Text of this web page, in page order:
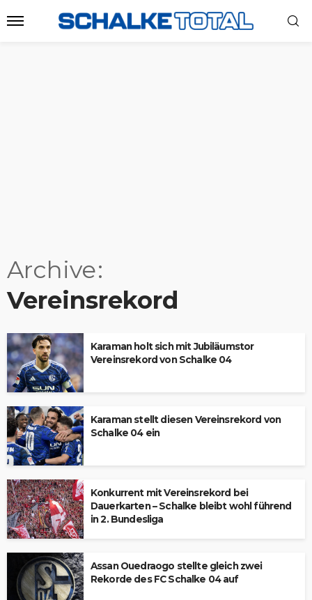
Archive
Vereinsrekord
Karaman holt sich mit Jubiläumstor
Vereinsrekord von Schalke 04
Karaman stellt diesen Vereinsrekord von
Schalke 04 ein
Konkurrent mit Vereinsrekord bei
Dauerkarten – Schalke bleibt wohl führend
in 2. Bundesliga
Assan Ouedraogo stellte gleich zwei
Rekorde des FC Schalke 04 auf